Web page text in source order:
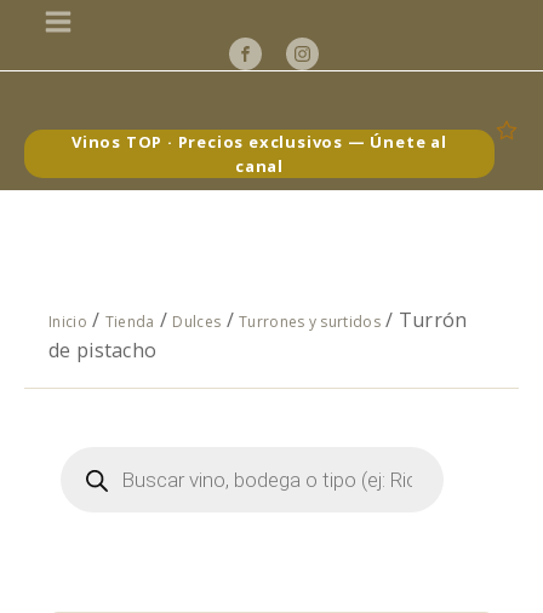
Vinos TOP · Precios exclusivos — Únete al
canal
Inicio / Tienda / Dulces /Turrones y surtidos/ Turrón
de pistacho
Búsqueda